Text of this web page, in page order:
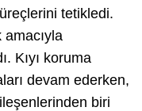
tetikledi.
Kıyı koruma
devam ederken,
biri